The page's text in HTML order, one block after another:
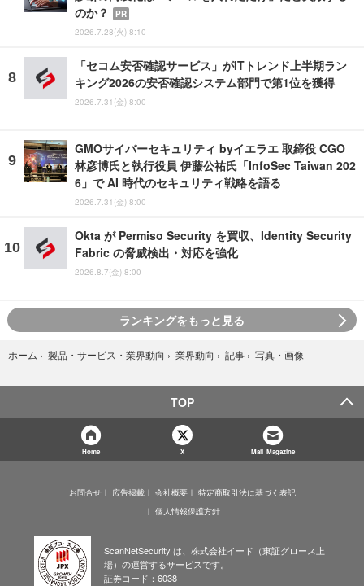
のか？
PR
2026.7.28(火) 8:10
「セコム安否確認サービス」がITトレンド上半期ラン
キング2026の安否確認システム部門で第1位を獲得
2026.7.31(金) 8:00
GMOサイバーセキュリティ byイエラエ 取締役 CGO
林彦博氏と執行役員 伊藤公祐氏「InfoSec Taiwan 202
6」で AI 時代のセキュリティ戦略を語る
2026.7.31(金) 8:00
Okta が Permiso Security を買収、Identity Security
Fabric の脅威検出・対応を強化
2026.8.7(金) 8:00
ランキングをもっと見る
ホーム › 製品・サービス・業界動向 › 業界動向 › 記事 › 写真・画像
TOP
Home X Mail Magazine
お問合せ 広告掲載 会社概要
特定商取引法に基づく表記
個人情報保護方針
ScanNetSecurity は、株式会社イード（東証グロース上
場）の運営するサービスです。
証券コード：6038